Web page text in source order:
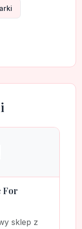
For
sklep z